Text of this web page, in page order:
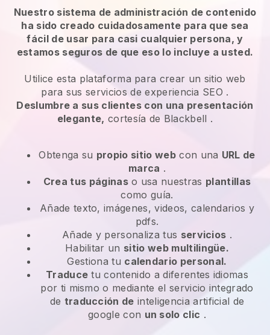
Nuestro sistema de administración de contenido
ha sido creado cuidadosamente para que sea
fácil de usar para casi cualquier persona, y
estamos seguros de que eso lo incluye a usted.
Utilice esta plataforma para crear un sitio web
para sus servicios de experiencia SEO .
Deslumbre a sus clientes con una presentación
elegante, cortesía de Blackbell .
Obtenga su propio sitio webcon una URL de
marca .
Crea tus páginaso usa nuestras plantillas
como guía.
Añade texto, imágenes, videos, calendarios y
pdfs.
Añade y personaliza tus servicios .
Habilitar un sitio web multilingüe.
Gestiona tu calendario personal.
Traduce tu contenido a diferentes idiomas
por ti mismo o mediante el servicio integrado
de traducción de inteligencia artificial de
google con un solo clic .